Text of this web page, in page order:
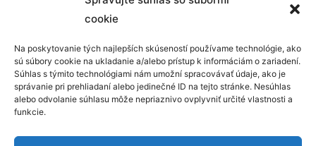
cookie
Na poskytovanie tých najlepších skúseností používame technológie, ako
sú súbory cookie na ukladanie a/alebo prístup k informáciám o zariadení.
Súhlas s týmito technológiami nám umožní spracovávať údaje, ako je
správanie pri prehliadaní alebo jedinečné ID na tejto stránke. Nesúhlas
alebo odvolanie súhlasu môže nepriaznivo ovplyvniť určité vlastnosti a
funkcie.
Členská sekcia
Podujatia
Projekty
Inovácie
Potravinárska komora Slovenska